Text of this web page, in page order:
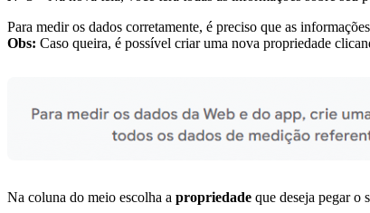
Para medir os dados corretamente, é preciso que as
Obs: Caso queira, é possível criar uma nova propriedade
Na coluna do meio escolha a propriedade que deseja pegar o